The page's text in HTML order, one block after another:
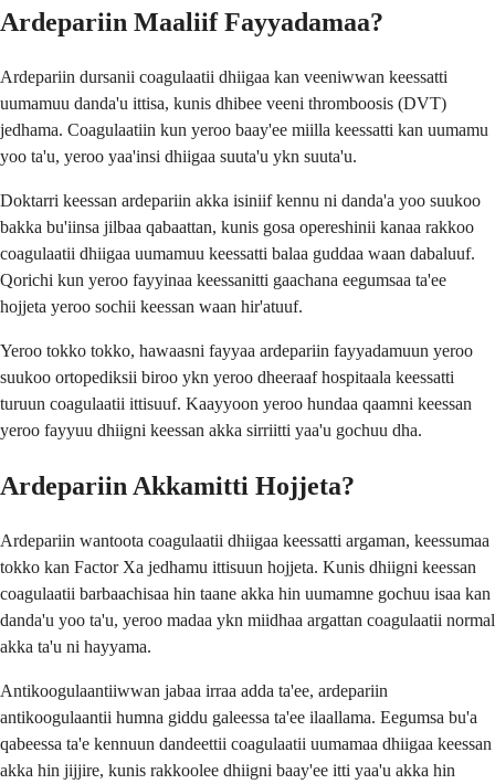
Ardepariin Maaliif Fayyadamaa?
Ardepariin dursanii coagulaatii dhiigaa kan veeniwwan keessatti
uumamuu danda'u ittisa, kunis dhibee veeni thromboosis (DVT)
jedhama. Coagulaatiin kun yeroo baay'ee miilla keessatti kan uumamu
yoo ta'u, yeroo yaa'insi dhiigaa suuta'u ykn suuta'u.
Doktarri keessan ardepariin akka isiniif kennu ni danda'a yoo suukoo
bakka bu'iinsa jilbaa qabaattan, kunis gosa opereshinii kanaa rakkoo
coagulaatii dhiigaa uumamuu keessatti balaa guddaa waan dabaluuf.
Qorichi kun yeroo fayyinaa keessanitti gaachana eegumsaa ta'ee
hojjeta yeroo sochii keessan waan hir'atuuf.
Yeroo tokko tokko, hawaasni fayyaa ardepariin fayyadamuun yeroo
suukoo ortopediksii biroo ykn yeroo dheeraaf hospitaala keessatti
turuun coagulaatii ittisuuf. Kaayyoon yeroo hundaa qaamni keessan
yeroo fayyuu dhiigni keessan akka sirriitti yaa'u gochuu dha.
Ardepariin Akkamitti Hojjeta?
Ardepariin wantoota coagulaatii dhiigaa keessatti argaman, keessumaa
tokko kan Factor Xa jedhamu ittisuun hojjeta. Kunis dhiigni keessan
coagulaatii barbaachisaa hin taane akka hin uumamne gochuu isaa kan
danda'u yoo ta'u, yeroo madaa ykn miidhaa argattan coagulaatii normal
akka ta'u ni hayyama.
Antikoogulaantiiwwan jabaa irraa adda ta'ee, ardepariin
antikoogulaantii humna giddu galeessa ta'ee ilaallama. Eegumsa bu'a
qabeessa ta'e kennuun dandeettii coagulaatii uumamaa dhiigaa keessan
akka hin jijjire, kunis rakkoolee dhiigni baay'ee itti yaa'u akka hin